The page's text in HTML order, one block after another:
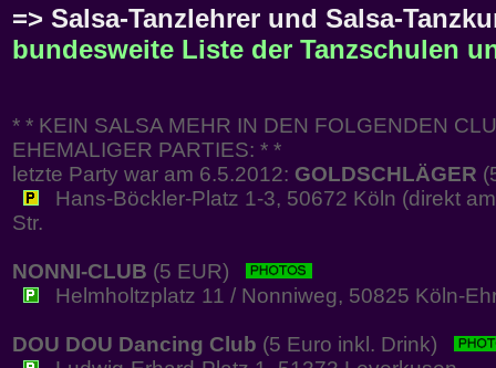
=> Salsa-Tanzlehrer und Salsa-
bundesweite Liste der Tanzschulen
* * KEIN SALSA MEHR IN DEN FOLGENDEN
EHEMALIGER PARTIES: * *
letzte Party war am 6.5.2012: GOLDSCHLÄGER
Hans-Böckler-Platz 1-3, 50672 Köln (direkt
Str.
NONNI-CLUB (5 EUR)
Helmholtzplatz 11 / Nonniweg, 50825 Köln-
DOU DOU Dancing Club (5 Euro inkl. Drink)